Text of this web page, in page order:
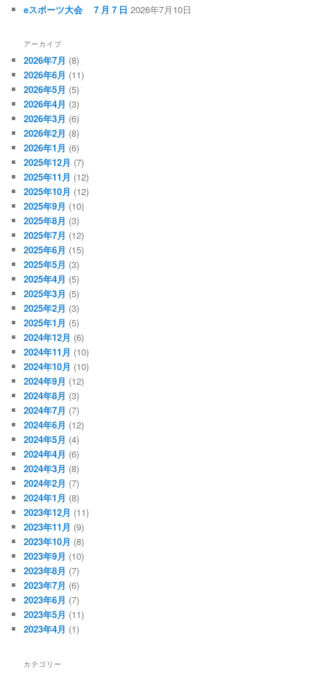
eスポーツ大会 ７月７日 2026年7月10日
アーカイブ
2026年7月 (8)
2026年6月 (11)
2026年5月 (5)
2026年4月 (3)
2026年3月 (6)
2026年2月 (8)
2026年1月 (6)
2025年12月 (7)
2025年11月 (12)
2025年10月 (12)
2025年9月 (10)
2025年8月 (3)
2025年7月 (12)
2025年6月 (15)
2025年5月 (3)
2025年4月 (5)
2025年3月 (5)
2025年2月 (3)
2025年1月 (5)
2024年12月 (6)
2024年11月 (10)
2024年10月 (10)
2024年9月 (12)
2024年8月 (3)
2024年7月 (7)
2024年6月 (12)
2024年5月 (4)
2024年4月 (6)
2024年3月 (8)
2024年2月 (7)
2024年1月 (8)
2023年12月 (11)
2023年11月 (9)
2023年10月 (8)
2023年9月 (10)
2023年8月 (7)
2023年7月 (6)
2023年6月 (7)
2023年5月 (11)
2023年4月 (1)
カテゴリー